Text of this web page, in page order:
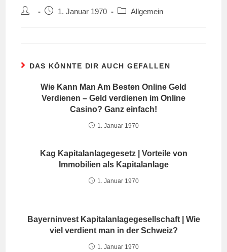
Beitrags-Beitrag1. Januar 1970
Beitrags-
Allgemein
DAS KÖNNTE DIR AUCH GEFALLEN
Wie Kann Man Am Besten Online Geld
Verdienen – Geld verdienen im Online
Casino? Ganz einfach!
1. Januar 1970
Kag Kapitalanlagegesetz | Vorteile von
Immobilien als Kapitalanlage
1. Januar 1970
Bayerninvest Kapitalanlagegesellschaft | Wie
viel verdient man in der Schweiz?
1. Januar 1970